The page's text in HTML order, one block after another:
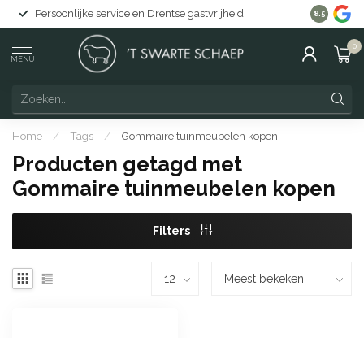
Persoonlijke service en Drentse gastvrijheid! Gratis
8.5
MENU
0
Home / Tags / Gommaire tuinmeubelen kopen
Producten getagd met
Gommaire tuinmeubelen kopen
Filters